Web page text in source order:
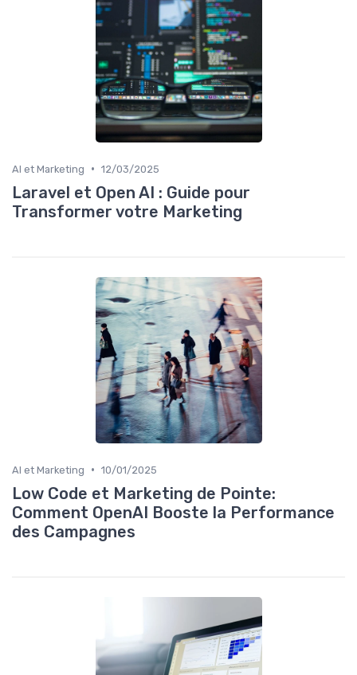
AI et Marketing • 12/03/2025
Laravel et Open AI : Guide pour
Transformer votre Marketing
AI et Marketing • 10/01/2025
Low Code et Marketing de Pointe:
Comment OpenAI Booste la Performance
des Campagnes